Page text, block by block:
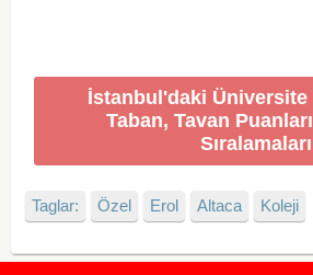
İstanbul'daki
Taban, Tavan
Sıralamaları
Taglar: Özel Erol Altaca Koleji